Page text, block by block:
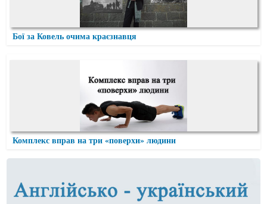
Бої за Ковель очима краєзнавця
Комплекс вправ на три «поверхи» людини